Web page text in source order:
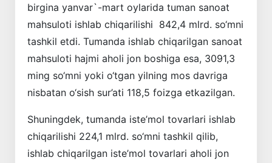
birgina yanvar`-mart oylarida tuman sanoat
mahsuloti ishlab chiqarilishi 842,4 mlrd. so‘mni
tashkil etdi. Tumanda ishlab chiqarilgan sanoat
mahsuloti hajmi aholi jon boshiga esa, 3091,3
ming so‘mni yoki o‘tgan yilning mos davriga
nisbatan o‘sish sur’ati 118,5 foizga etkazilgan.
Shuningdek, tumanda iste’mol tovarlari ishlab
chiqarilishi 224,1 mlrd. so‘mni tashkil qilib,
ishlab chiqarilgan iste’mol tovarlari aholi jon